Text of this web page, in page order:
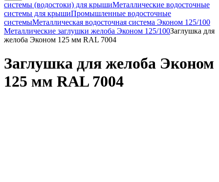
системы (водостоки) для крышиМеталлические водосточные
системы для крышиПромышленные водосточные
системыМеталлическая водосточная система Эконом 125/100
Металлические заглушки желоба Эконом 125/100Заглушка для
желоба Эконом 125 мм RAL 7004
Заглушка для желоба Эконом
125 мм RAL 7004